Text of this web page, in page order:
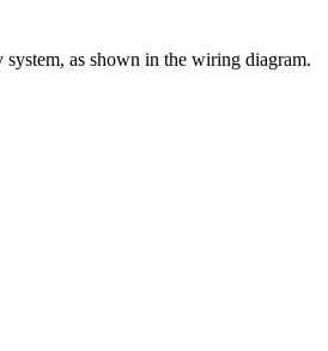
as shown in the wiring diagram.